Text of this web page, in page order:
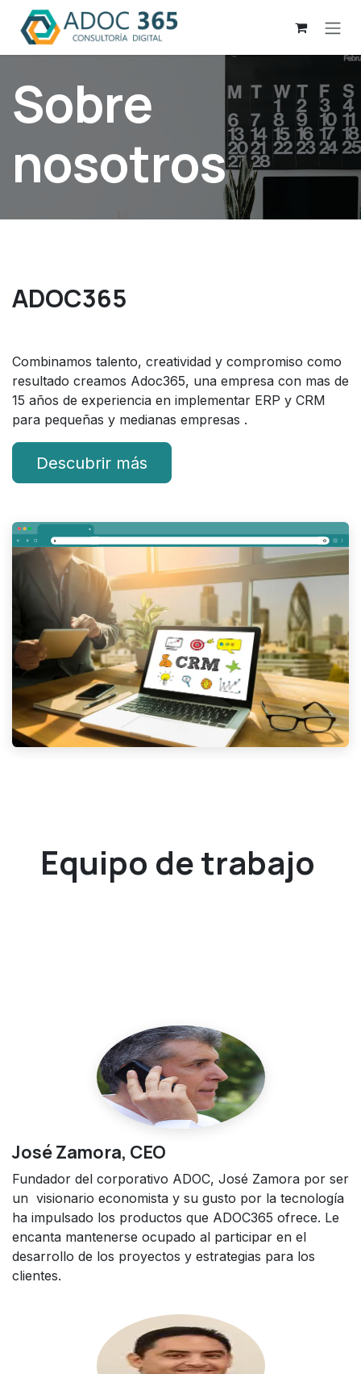
Ir al contenido
Sobre
nosotros
ADOC365
Combinamos talento, creatividad y compromiso como
resultado creamos Adoc365, una empresa con mas de
15 años de experiencia en implementar ERP y CRM
para pequeñas y medianas empresas .
Descubrir más
Equipo de trabajo
José Zamora, CEO
Fundador del corporativo ADOC, José Zamora por ser
un visionario economista y su gusto por la tecnología
ha impulsado los productos que ADOC365 ofrece. Le
encanta mantenerse ocupado al participar en el
desarrollo de los proyectos y estrategias para los
clientes.